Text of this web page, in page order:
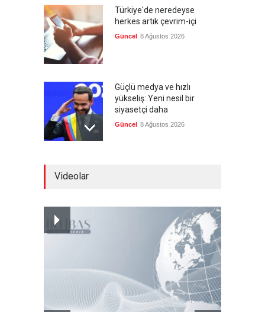
Türkiye'de neredeyse
herkes artık çevrim-içi
Güncel 8 Ağustos 2026
Güçlü medya ve hızlı
yükseliş: Yeni nesil bir
siyasetçi daha
Güncel 8 Ağustos 2026
Kolombiya, solcu Petro'nun
yerine aşırı sağcı Espriella'yı
Güncel 8 Ağustos 2026
Videolar